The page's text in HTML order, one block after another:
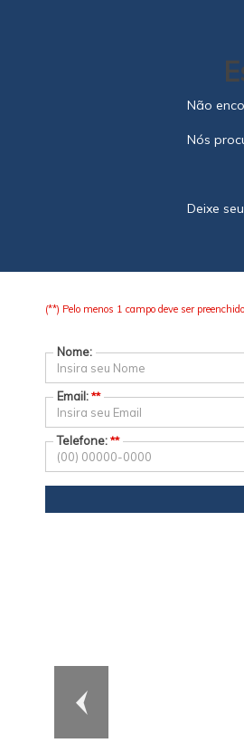
Não
Nós
Deixe
(**) Pelo menos 1 campo deve ser preenchido
Nome:
Email: **
Telefone: **